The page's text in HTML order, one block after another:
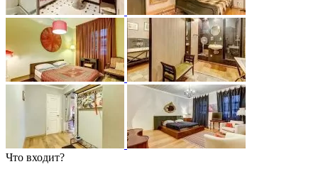
Что входит?